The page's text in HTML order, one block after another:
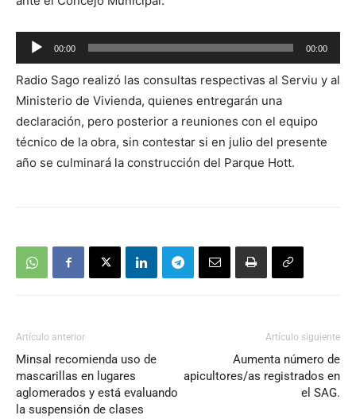
Reproductor
de
audio
00:00 00:00
Radio Sago realizó las consultas respectivas al Serviu y al
Ministerio de Vivienda, quienes entregarán una
declaración, pero posterior a reuniones con el equipo
técnico de la obra, sin contestar si en julio del presente
año se culminará la construcción del Parque Hott.
Artículo anterior
Minsal recomienda uso de
mascarillas en lugares
aglomerados y está evaluando
la suspensión de clases
Artículo siguiente
Aumenta número de
apicultores/as registrados en
el SAG.